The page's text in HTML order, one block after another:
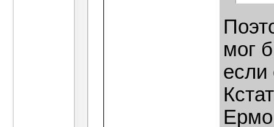
мог
если